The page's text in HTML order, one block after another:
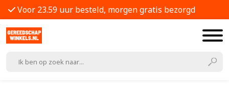
Voor 23.59 uur besteld, morgen gratis bezorgd